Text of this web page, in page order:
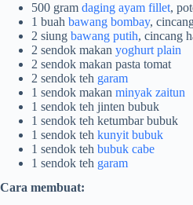
500 gram daging ayam fillet,
1 buah bawang bombay,
2 siung bawang putih, cincang
2 sendok makan yoghurt plain
2 sendok makan pasta tomat
2 sendok teh garam
1 sendok makan minyak zaitun
1 sendok teh jinten bubuk
1 sendok teh ketumbar bubuk
1 sendok teh kunyit bubuk
1 sendok teh bubuk cabe
1 sendok teh garam
Cara membuat: